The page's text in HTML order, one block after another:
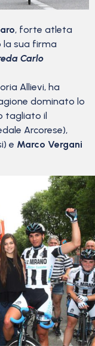
, forte atleta
la sua firma
Carlo
Allievi, ha
dominato lo
tagliato il
Arcorese),
e Marco Vergani